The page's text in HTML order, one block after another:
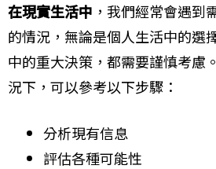
在現實生活中 ，我們經常會遇到
的情況，無論是個人生活中的選
中的重大決策，都需要謹慎考慮
況下，可以參考以下步驟：
分析現有信息
評估各種可能性